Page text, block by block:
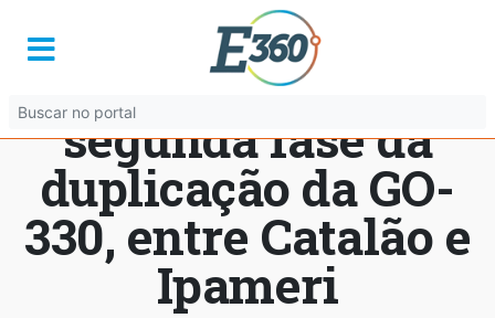
Governo de Goiás
lança edital para
segunda fase da
duplicação da GO-
330, entre Catalão e
Ipameri